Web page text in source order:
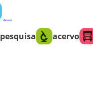
threads
pesquisa acervo